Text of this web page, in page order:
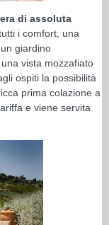
di assoluta
i comfort, una
giardino
vista mozzafiato
ospiti la possibilità
prima colazione a
e viene servita